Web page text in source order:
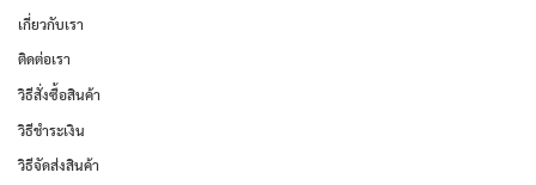
เกี่ยวกับเรา
ติดต่อเรา
วิธีสั่งซื้อสินค้า
วิธีชำระเงิน
วิธีจัดส่งสินค้า